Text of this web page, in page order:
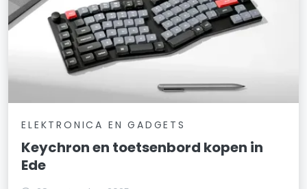
ELEKTRONICA EN GADGETS
Keychron en toetsenbord kopen in
Ede